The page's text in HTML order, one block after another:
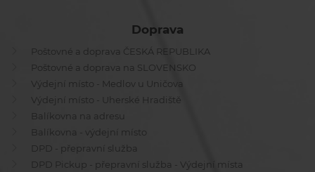
Doprava
Poštovné a doprava ČESKÁ REPUBLIKA
Poštovné a doprava na SLOVENSKO
Výdejní místo - Medlov u Uničova
Výdejní místo - Uherské Hradiště
Balíkovna na adresu
Balíkovna - výdejní místo
DPD - přepravní služba
DPD Pickup - přepravní služba - Výdejní místa